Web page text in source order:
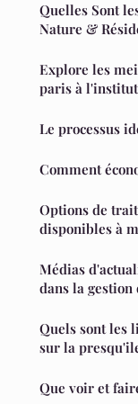
Quelles Sont
Nature &
Explore les
paris à
Le processus
Comment
Options de
disponibles à
Médias
dans la gestion
Quels sont les
sur la
Que voir et